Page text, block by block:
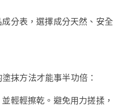
分表，選擇成分天然、安
抹方法才能事半功倍：
輕輕擦乾。避免用力搓揉